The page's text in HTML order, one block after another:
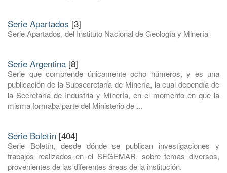
Serie Apartados [3]
Serie Apartados, del Instituto Nacional de Geología y Minería
Serie Argentina [8]
Serie que comprende únicamente ocho números, y es una
publicación de la Subsecretaría de Minería, la cual dependía de
la Secretaría de Industria y Minería, en el momento en que la
misma formaba parte del Ministerio de ...
Serie Boletín [404]
Serie Boletín, desde dónde se publican investigaciones y
trabajos realizados en el SEGEMAR, sobre temas diversos,
provenientes de las diferentes áreas de la institución.